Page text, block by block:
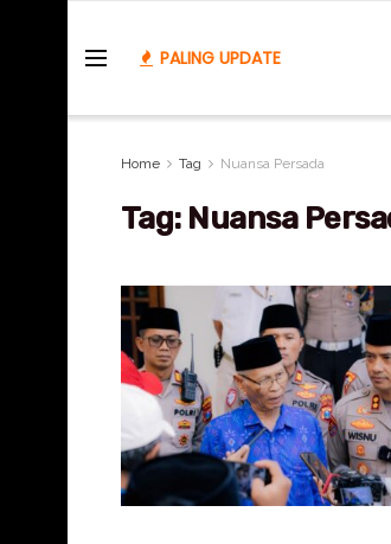
PALING UPDATE
Home Tag Nuansa Persada
Tag: Nuansa